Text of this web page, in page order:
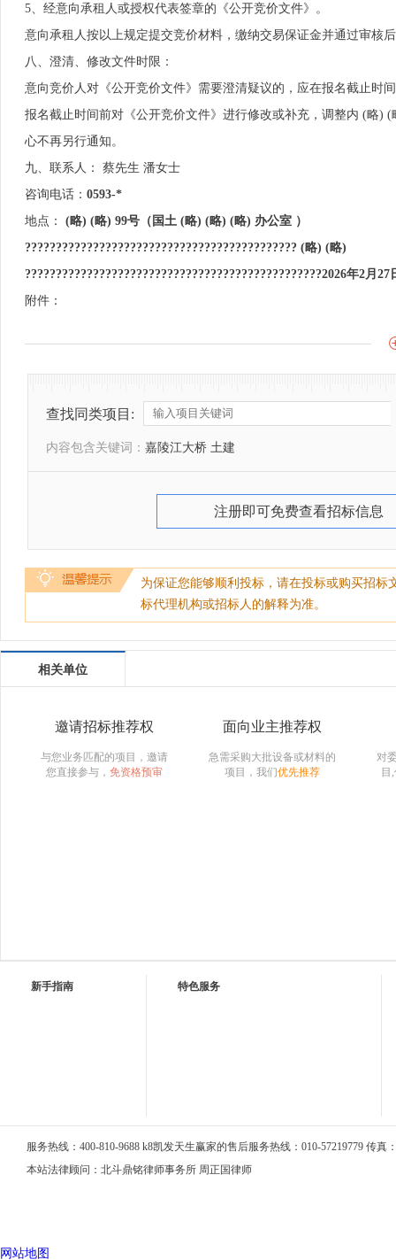
5、经意向承租人或授权代表签章的《公开竞价文件》。
意向承租人按以上规定提交竞价材料，缴纳交易保证金并通过审核
八、澄清、修改文件时限：
意向竞价人对《公开竞价文件》需要澄清疑议的，应在报名截止时
报名截止时间前对《公开竞价文件》进行修改或补充，调整内 (略)
心不再另行通知。
九、联系人： 蔡先生 潘女士
咨询电话： 0593-*
地点：
(略) (略) 99号（国土 (略) (略) (略) 办公室 ）
???????????????????????????????????????????? (略) (略)
????????????????????????????????????????????????2026年2月27
附件：
查找同类项目:
内容包含关键词： 嘉陵江大桥 土建
注册即可免费查看招标信息
为保证您能够顺利投标，请在投标或购买招
标代理机构或招标人的解释为准。
相关单位
邀请招标推荐权
与您业务匹配的项目，邀请
您直接参与， 免资格预审
面向业主推荐权
急需采购大批设备或材料的
项目，我们优先推荐
对
目
新手指南 特色服务
服务热线：400-810-9688 k8凯发天生赢家的售后服务热线：010-57219779 传真
本站法律顾问：北斗鼎铭律师事务所 周正国律师
网站地图